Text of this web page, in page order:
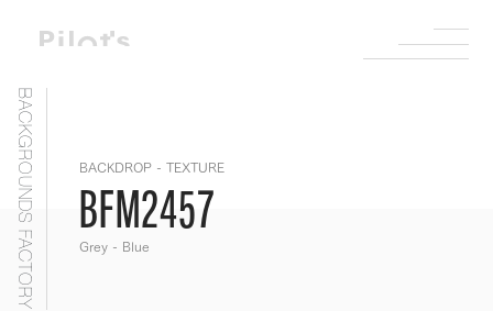
BACKGROUNDS FACTORY BACKDROP - TEXTURE
BFM2457
Grey - Blue